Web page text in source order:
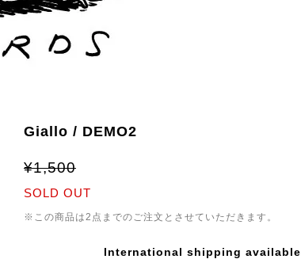
Giallo / DEMO2
¥1,500
SOLD OUT
※この商品は2点までのご注文とさせていただきます。
International shipping available